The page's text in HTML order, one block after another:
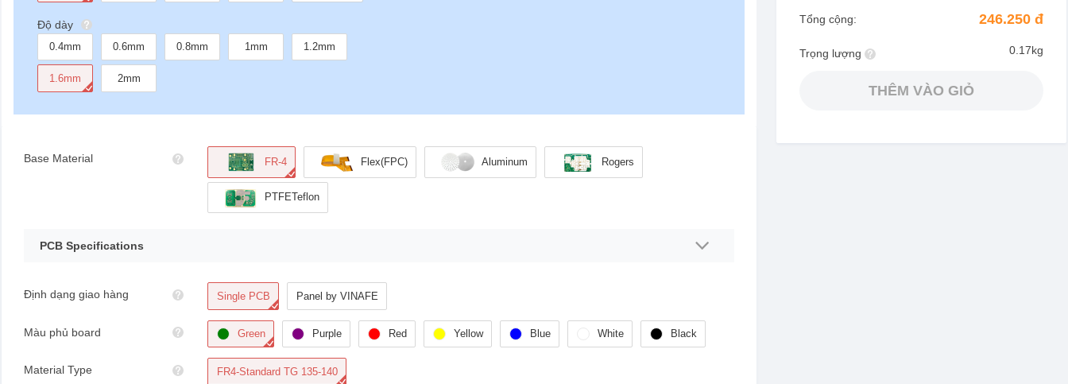
Độ dày
0.4mm 0.6mm 0.8mm 1mm 1.2mm
1.6mm 2mm
Base Material FR-4 Flex(FPC) Aluminum Rogers
PTFETeflon
PCB Specifications
Định dạng giao hàng Single PCB Panel by VINAFE
Màu phủ board Green Purple Red Yellow Blue White Black
Material Type FR4-Standard TG 135-140
Tổng cộng: 246.250 đ
Trọng lượng 0.17kg
THÊM VÀO GIỎ